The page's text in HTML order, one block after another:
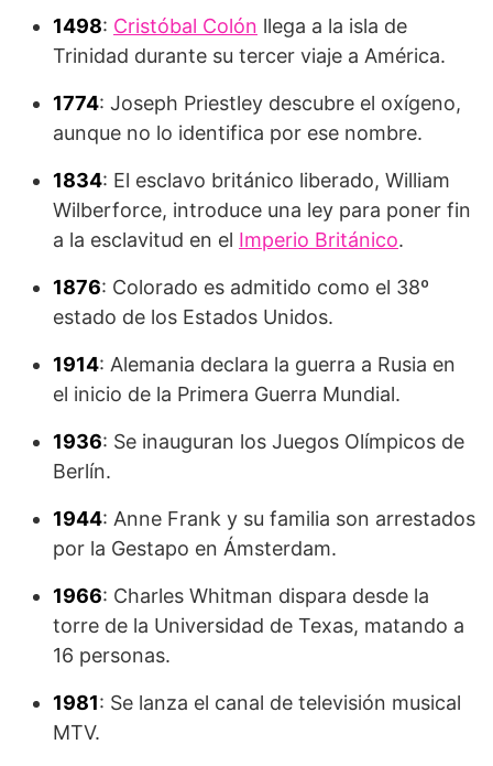
1498: Cristóbal Colón llega a la isla de
Trinidad durante su tercer viaje a América.
1774: Joseph Priestley descubre el oxígeno,
aunque no lo identifica por ese nombre.
1834: El esclavo británico liberado, William
Wilberforce, introduce una ley para poner fin
a la esclavitud en el Imperio Británico.
1876: Colorado es admitido como el 38º
estado de los Estados Unidos.
1914: Alemania declara la guerra a Rusia en
el inicio de la Primera Guerra Mundial.
1936: Se inauguran los Juegos Olímpicos de
Berlín.
1944: Anne Frank y su familia son arrestados
por la Gestapo en Ámsterdam.
1966: Charles Whitman dispara desde la
torre de la Universidad de Texas, matando a
16 personas.
1981: Se lanza el canal de televisión musical
MTV.